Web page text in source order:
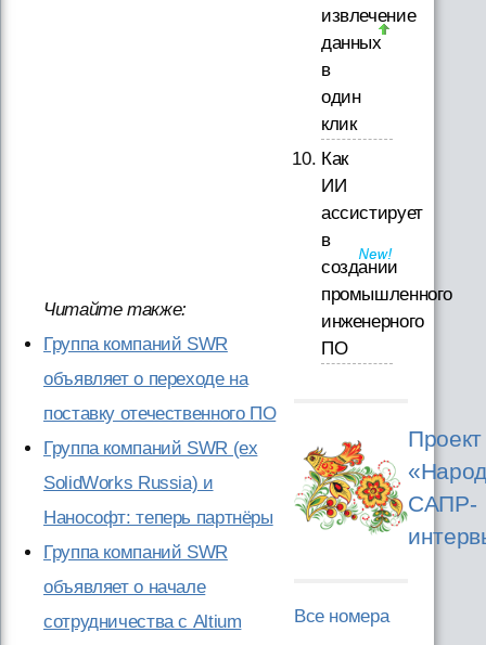
Читайте также:
Группа компаний SWR
объявляет о переходе на
поставку отечественного ПО
Группа компаний SWR (ex
SolidWorks Russia) и
Нанософт: теперь партнёры
Группа компаний SWR
объявляет о начале
сотрудничества с Altium
извлечение
данных
в
один
клик
Как
ИИ
ассистирует
в
создании
промышленного
инженерного
ПО
Проект
САПР-
Все номера